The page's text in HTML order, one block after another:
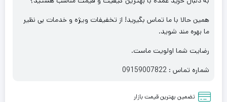
همین حالا با ما تماس بگیرید! از تخفیفات ویژه و خدمات بی نظیر
ما بهره مند شوید.
رضایت شما اولویت ماست.
شماره تماس : 09159007822
تضمین بهترین قیمت بازار